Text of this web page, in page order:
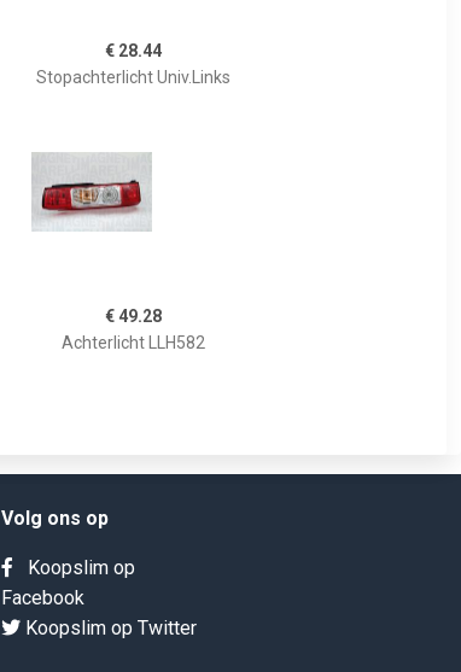
€ 28.44
Stopachterlicht Univ.Links
€ 49.28
Achterlicht LLH582
Volg ons op
Koopslim op
Facebook
Koopslim op Twitter